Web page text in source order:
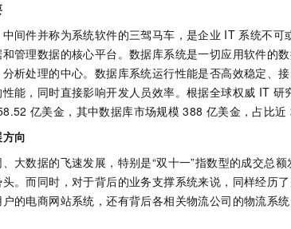
间件并称为系统软件的三驾马车，是企业 IT 系统不可
管理数据的核心平台。数据库系统是一切应用软件的
析处理的中心。数据库系统运行性能是否高效稳定、
能，同时直接影响开发人员效率。根据全球权威 IT 研
亿美金，其中数据库市场规模 388 亿美金，占比近
向
大数据的飞速发展，特别是“双十一”指数型的成交总
。而同时，对于背后的业务支撑系统来说，同样经历
的电商网站系统，还有背后各相关物流公司的物流系
智能体模型
视觉 Coding、空间感知、多模态思考等全面升级
GLM-5.2
1M上下文，专为长程任务能力而生
个人版上线、团队版降价；千问3.8-Max首发发尝鲜
模型效果
AI 应用构建
大模型服务平台百炼-应用模版
丰富多元化的应用模版和解决方案
大模型服务平台百炼-智能体
云数据仓库 提供一站式管理容器应用的 K8s 服务
立即开启云上创新
产品免费体验
月
升
送.CN域名，送备案服务码
Night Plan 支持 Qwen 3.8-Max
夜间 5 折，Qwen/Meoo/TokenPlan 客户专享
旗舰版）
企业应用
ERP
OA 办公系统
财税管理